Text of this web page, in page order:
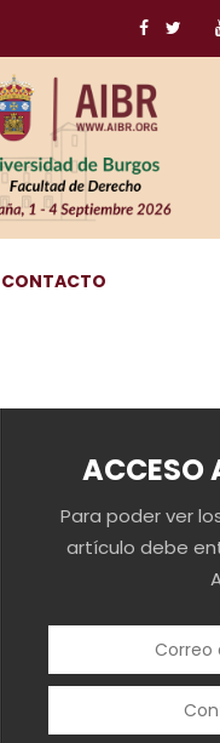
CONTACTO
ACCESO
Para poder ver
artículo debe